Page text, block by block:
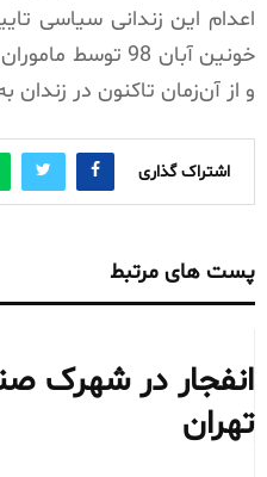
اعدام این زندانی سیاسی
خونین آبان 98
و از آن‌زمان تاکنون در زندان
اشتراک گذاری
پست های مرتبط
انفجار در شهرک
تهران